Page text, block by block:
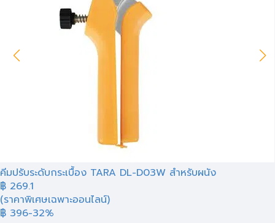
คีมปรับระดับกระเบื้อง TARA DL-D03W สำหรับผนัง
฿ 269.1
(ราคาพิเศษเฉพาะออนไลน์)
฿ 396-32%